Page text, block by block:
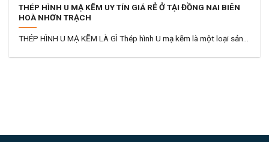
THÉP HÌNH U MẠ KẼM UY TÍN GIÁ RẺ Ở TẠI ĐỒNG NAI BIÊN
HOÀ NHƠN TRẠCH
THÉP HÌNH U MẠ KẼM LÀ GÌ Thép hình U mạ kẽm là một loại sản...